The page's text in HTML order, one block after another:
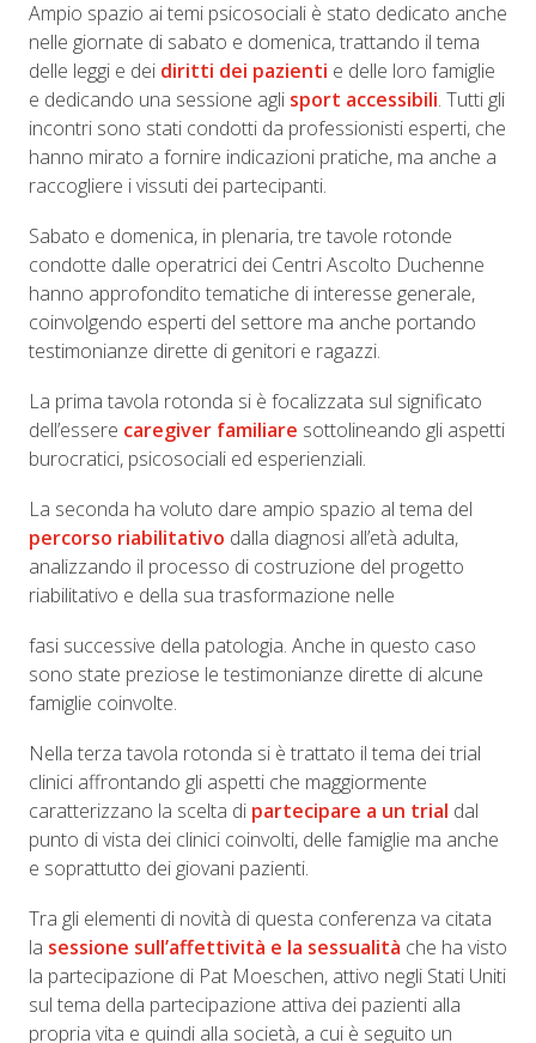
Ampio spazio ai temi psicosociali è stato dedicato anche
nelle giornate di sabato e domenica, trattando il tema
delle leggi e dei diritti dei pazienti e delle loro famiglie
e dedicando una sessione agli sport accessibili. Tutti gli
incontri sono stati condotti da professionisti esperti, che
hanno mirato a fornire indicazioni pratiche, ma anche a
raccogliere i vissuti dei partecipanti.
Sabato e domenica, in plenaria, tre tavole rotonde
condotte dalle operatrici dei Centri Ascolto Duchenne
hanno approfondito tematiche di interesse generale,
coinvolgendo esperti del settore ma anche portando
testimonianze dirette di genitori e ragazzi.
La prima tavola rotonda si è focalizzata sul significato
dell’essere caregiver familiare sottolineando gli aspetti
burocratici, psicosociali ed esperienziali.
La seconda ha voluto dare ampio spazio al tema del
percorso riabilitativo dalla diagnosi all’età adulta,
analizzando il processo di costruzione del progetto
riabilitativo e della sua trasformazione nelle
fasi successive della patologia. Anche in questo caso
sono state preziose le testimonianze dirette di alcune
famiglie coinvolte.
Nella terza tavola rotonda si è trattato il tema dei trial
clinici affrontando gli aspetti che maggiormente
caratterizzano la scelta di partecipare a un trial dal
punto di vista dei clinici coinvolti, delle famiglie ma anche
e soprattutto dei giovani pazienti.
Tra gli elementi di novità di questa conferenza va citata
la sessione sull’affettività e la sessualità che ha visto
la partecipazione di Pat Moeschen, attivo negli Stati Uniti
sul tema della partecipazione attiva dei pazienti alla
propria vita e quindi alla società, a cui è seguito un